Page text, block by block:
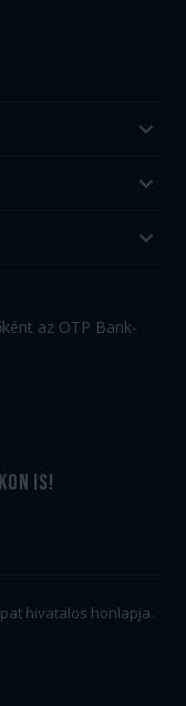
az OTP Bank-
is!
hivatalos honlapja.